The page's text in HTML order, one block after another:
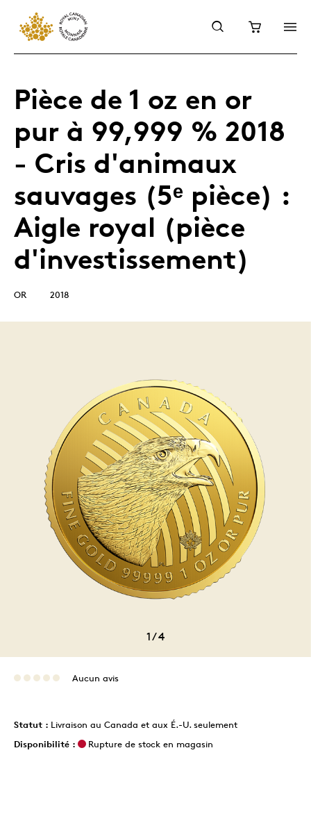
Pièce de 1 oz en or
pur à 99,999 % 2018
- Cris d'animaux
sauvages (5ᵉ pièce) :
Aigle royal (pièce
d'investissement)
OR 2018
1/4
Aucun avis
Statut : Livraison au Canada et aux É.-U. seulement
Disponibilité :
Rupture de stock en magasin